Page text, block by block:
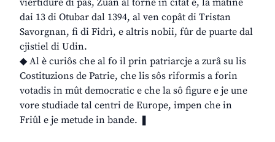
viertidure di pâs, Zuan al torne in citât e, la matine
dai 13 di Otubar dal 1394, al ven copât di Tristan
Savorgnan, fi di Fidrì, e altris nobii, fûr de puarte dal
cjistiel di Udin.
◆ Al è curiôs che al fo il prin patriarcje a zurâ su lis
Costituzions de Patrie, che lis sôs riformis a forin
votadis in mût democratic e che la sô figure e je une
vore studiade tal centri de Europe, impen che in
Friûl e je metude in bande. ❚